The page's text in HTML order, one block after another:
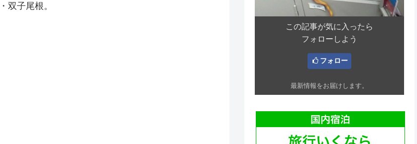
双子尾根。
この記事が気に入ったら
フォローしよう
フォロー
最新情報をお届けします。